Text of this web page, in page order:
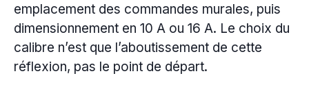
emplacement des commandes murales, puis
dimensionnement en 10 A ou 16 A. Le choix du
calibre n’est que l’aboutissement de cette
réflexion, pas le point de départ.